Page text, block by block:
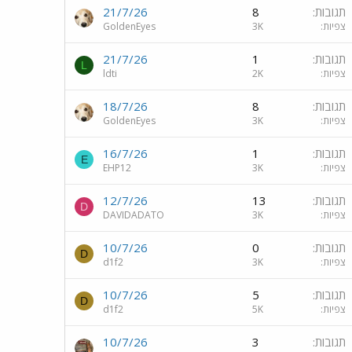
תגובות 8
צפיות 3K
21/7/26
GoldenEyes
תגובות 1
צפיות 2K
21/7/26
ldti
L
תגובות 8
צפיות 3K
18/7/26
GoldenEyes
תגובות 1
צפיות 3K
16/7/26
EHP12
E
תגובות 13
צפיות 3K
12/7/26
DAVIDADATO
D
תגובות 0
צפיות 3K
10/7/26
d1f2
D
תגובות 5
צפיות 5K
10/7/26
d1f2
D
תגובות 3
10/7/26